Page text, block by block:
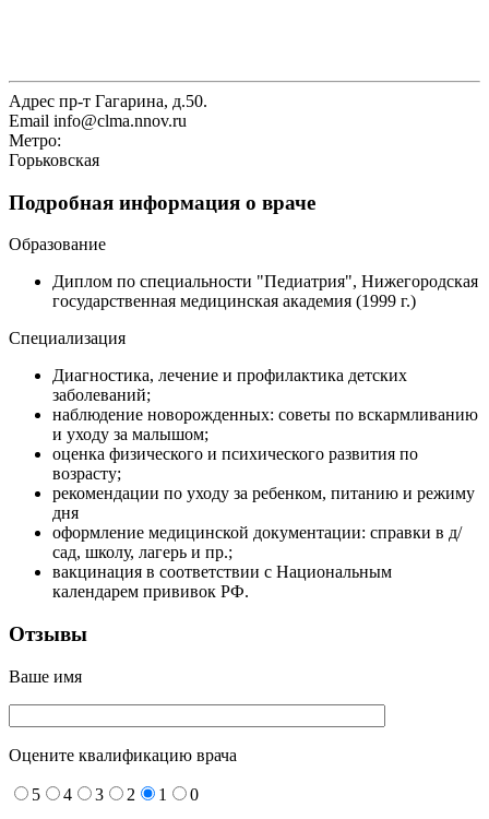
Адрес пр-т Гагарина, д.50.
Email info@clma.nnov.ru
Метро:
Горьковская
Подробная информация о враче
Образование
Диплом по специальности "Педиатрия", Нижегородская
государственная медицинская академия (1999 г.)
Специализация
Диагностика, лечение и профилактика детских
заболеваний;
наблюдение новорожденных: советы по вскармливанию
и уходу за малышом;
оценка физического и психического развития по
возрасту;
рекомендации по уходу за ребенком, питанию и режиму
дня
оформление медицинской документации: справки в д/
сад, школу, лагерь и пр.;
вакцинация в соответствии с Национальным
календарем прививок РФ.
Отзывы
Ваше имя
Оцените квалификацию врача
5 4 3 2 1 0